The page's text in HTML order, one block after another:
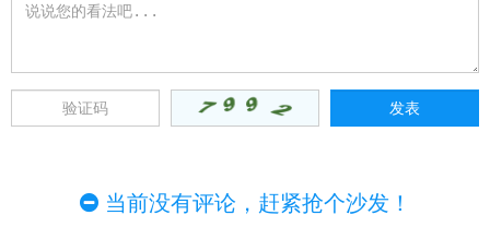
当前没有评论，赶紧抢个沙发！